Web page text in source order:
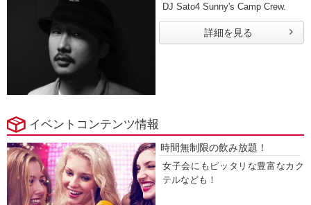
DJ Sato4 Sunny's Camp Crew.
詳細を見る
イベントコンテンツ情報
時間無制限の飲み放題！
女子会にもピッタリな豊富なカク
テルなども！